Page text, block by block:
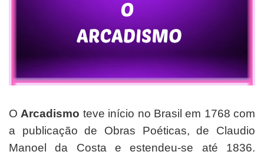
OArcadismo teve início no Brasil em 1768 com
a publicação de Obras Poéticas, de Claudio
Manoel da Costa e estendeu-se até 1836.